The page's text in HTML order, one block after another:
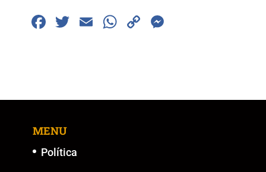
F
b
o
k
T
E
W
A
C
Li n
MENU
Política